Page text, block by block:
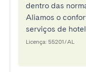
dentro das
Aliamos o
serviços de
Licença: 55201/AL